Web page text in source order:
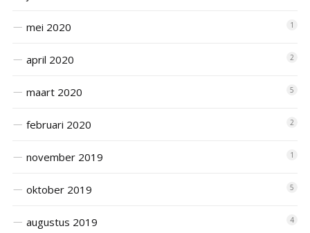
mei 2020 1
april 2020 2
maart 2020 5
februari 2020 2
november 2019 1
oktober 2019 5
augustus 2019 4